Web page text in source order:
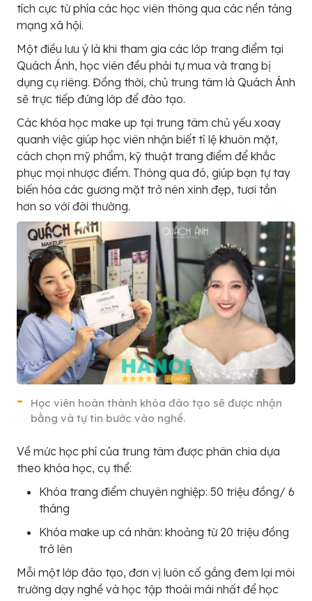
tích cực từ phía các học viên thông qua các nền tảng
mạng xã hội.
Một điều lưu ý là khi tham gia các lớp trang điểm tại
Quách Ánh, học viên đều phải tự mua và trang bị
dụng cụ riêng. Đồng thời, chủ trung tâm là Quách Ánh
sẽ trực tiếp đứng lớp để đào tạo.
Các khóa học make up tại trung tâm chủ yếu xoay
quanh việc giúp học viên nhận biết tỉ lệ khuôn mặt,
cách chọn mỹ phẩm, kỹ thuật trang điểm để khắc
phục mọi nhược điểm. Thông qua đó, giúp bạn tự tay
biến hóa các gương mặt trở nên xinh đẹp, tươi tắn
hơn so với đời thường.
Học viên hoàn thành khóa đào tạo sẽ được nhận
bằng và tự tin bước vào nghề.
Về mức học phí của trung tâm được phân chia dựa
theo khóa học, cụ thể:
Khóa trang điểm chuyên nghiệp: 50 triệu đồng/ 6
tháng
Khóa make up cá nhân: khoảng từ 20 triệu đồng
trở lên
Mỗi một lớp đào tạo, đơn vị luôn cố gắng đem lại môi
trường dạy nghề và học tập thoải mái nhất để học